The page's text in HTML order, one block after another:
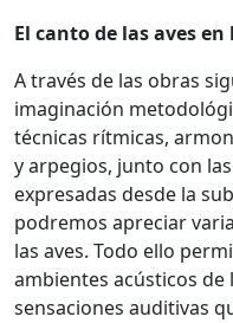
El canto de las aves
A través de las obras
imaginación
técnicas rítmicas,
y arpegios, junto con
expresadas desde la
podremos apreciar
las aves. Todo ello
ambientes acústicos de
sensaciones auditivas